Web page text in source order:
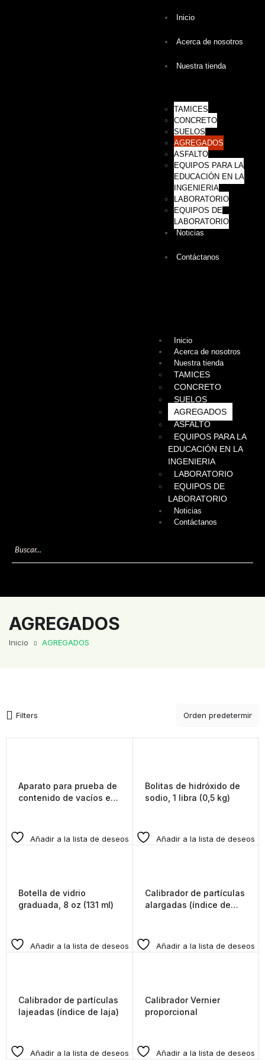
Inicio
Acerca de nosotros
Nuestra tienda
TAMICES
CONCRETO
SUELOS
AGREGADOS
ASFALTO
EQUIPOS PARA LA
EDUCACIÓN EN LA
INGENIERIA
LABORATORIO
EQUIPOS DE
LABORATORIO
Noticias
Contáctanos
Inicio
Acerca de nosotros
Nuestra tienda
TAMICES
CONCRETO
SUELOS
AGREGADOS
ASFALTO
EQUIPOS PARA LA
EDUCACIÓN EN LA
INGENIERIA
LABORATORIO
EQUIPOS DE
LABORATORIO
Noticias
Contáctanos
AGREGADOS
Inicio AGREGADOS
Filters
Aparato para prueba de
contenido de vacíos en
Añadir a la lista de deseos
Bolitas de hidróxido de
sodio, 1 libra (0,5 kg)
Añadir a la lista de deseos
Botella de vidrio
graduada, 8 oz (131 ml)
Añadir a la lista de deseos
Calibrador de partículas
alargadas (índice de
Añadir a la lista de deseos
Calibrador de partículas
lajeadas (índice de laja)
Añadir a la lista de deseos
Calibrador Vernier
proporcional
Añadir a la lista de deseos